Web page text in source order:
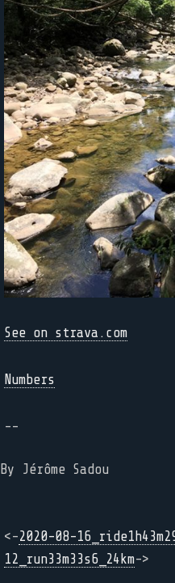
See on strava.com
Numbers
--
By Jérôme Sadou
<-2020-08-
12_run33m33s6_24km->